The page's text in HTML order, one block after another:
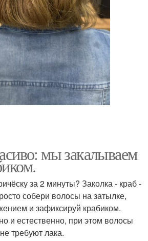
мы закалываем
за 2 минуты? Заколка - краб -
собери волосы на затылке,
и зафиксируй крабиком.
и естественно, при этом волосы
требуют лака.